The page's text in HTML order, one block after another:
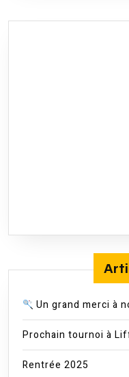
Un grand merci à
Prochain tournoi à
Rentrée 2025